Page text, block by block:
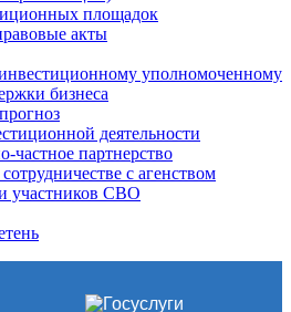
площадок
акты
уполномоченному
бизнеса
деятельности
частное партнерство
с агенством
участников СВО